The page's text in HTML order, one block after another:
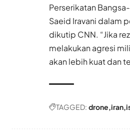
Perserikatan
Saeid Iravani dalam
dikutip CNN. “Jika
melakukan agresi
akan lebih kuat dan
TAGGED: drone iran